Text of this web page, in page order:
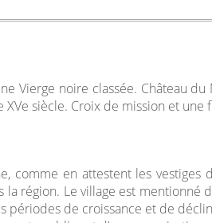
Vierge noire classée.
siècle. Croix de mission et une
comme en attestent les
région. Le village est
périodes de croissance et de